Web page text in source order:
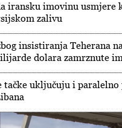
iransku imovinu usmjere
zalivu
insistiranja Teherana na
dolara zamrznute
tačke uključuju i